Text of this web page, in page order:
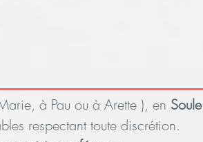
à Pau ou à Arette ), en Soule
respectant toute discrétion.